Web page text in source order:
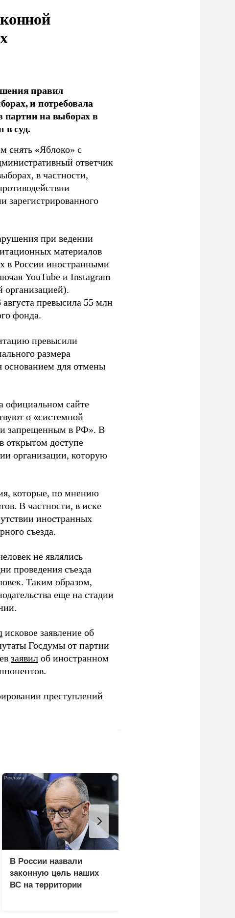
правил
и потребовала
партии на выборах в
в суд.
снять «Яблоко» с
ответчик
в частности,
зарегистрированного
при ведении
материалов
в России иностранными
YouTube и Instagram
организацией).
превысила 55 млн
фонда.
превысили
размера
основанием для отмены
официальном сайте
о «системной
и запрещенным в РФ». В
открытом доступе
организации, которую
которые, по мнению
В частности, в иске
иностранных
съезда.
не являлись
проведения съезда
Таким образом,
еще на стадии
исковое заявление об
Госдумы от партии
заявил об иностранном
преступлений
i
В России назвали
законную цель наших
ВС на территории